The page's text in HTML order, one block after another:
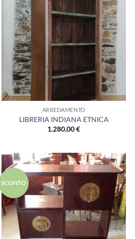
Aggiungi
alla lista
dei
desideri
ARREDAMENTO
LIBRERIA INDIANA ETNICA
1.280,00€
SCONTO
Aggiungi
alla lista
desideri